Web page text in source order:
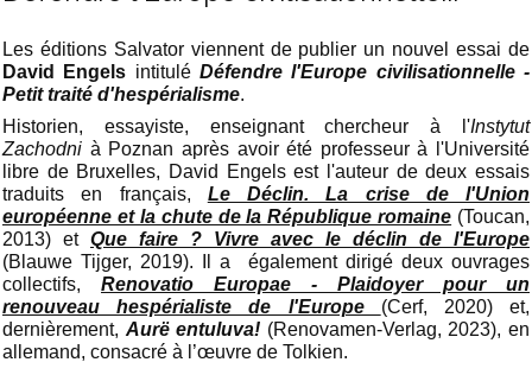
Les éditions Salvator viennent de publier un nouvel essai de
David Engels intituléDéfendre l'Europe civilisationnelle -
Petit traité d'hespérialisme.
Historien, essayiste, enseignant chercheur à l'Instytut
Zachodni à Poznan après avoir été professeur à l'Université
libre de Bruxelles, David Engels est l'auteur de deux essais
traduits en français, Le Déclin. La crise de l'Union
européenne et la chute de la République romaine (Toucan,
2013) et Que faire ? Vivre avec le déclin de l'Europe
(Blauwe Tijger, 2019). Il a également dirigé deux ouvrages
collectifs, Renovatio Europae - Plaidoyer pour un
renouveau hespérialiste de l'Europe (Cerf, 2020) et,
dernièrement, Aurë entuluva! (Renovamen-Verlag, 2023), en
allemand, consacré à l’œuvre de Tolkien.